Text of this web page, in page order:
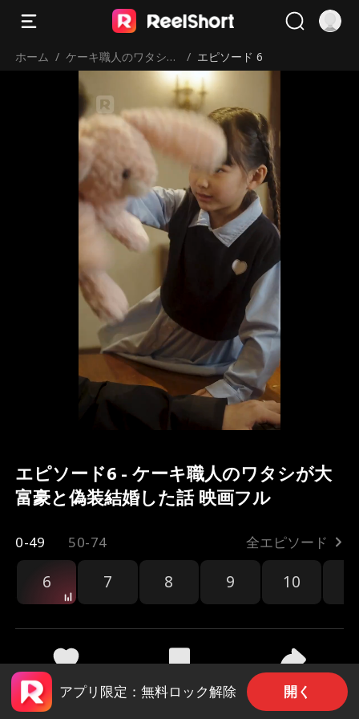
ホーム / ケーキ職人のワタシが
大富豪と偽装結婚した
/ エピソード 6
エピソード6 - ケーキ職人のワタシが大
富豪と偽装結婚した話 映画フル
0-49 50-74 全エピソード
6 7 8 9 10
1.3k 65.7k 共有
アプリ限定：無料ロック解除 開く